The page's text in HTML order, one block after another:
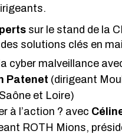
sur le stand de la
solutions clés en
cyber malveillance
Patenet (dirigeant
et Loire)
à l’action ? avec
ROTH Mions,